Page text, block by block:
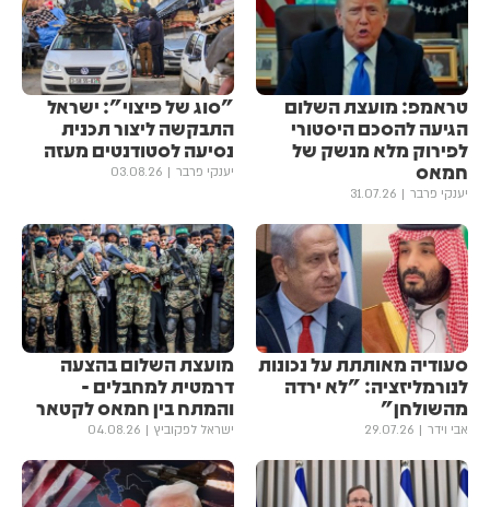
טראמפ: מועצת השלום
הגיעה להסכם היסטורי
לפירוק מלא מנשק של
חמאס
יענקי פרבר 31.07.26
"סוג של פיצוי": ישראל
התבקשה ליצור תכנית
נסיעה לסטודנטים מעזה
יענקי פרבר 03.08.26
סעודיה מאותתת על נכונות
לנורמליזציה: "לא ירדה
מהשולחן"
אבי וידר 29.07.26
מועצת השלום בהצעה
דרמטית למחבלים -
והמתח בין חמאס לקטאר
ישראל לפקוביץ 04.08.26